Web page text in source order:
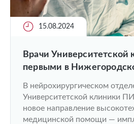
15.08.2024
Врачи
первыми в
мозг пациентам с
В нейрохирургическом
Университетской клиники
новое направление
медицинской помощи —